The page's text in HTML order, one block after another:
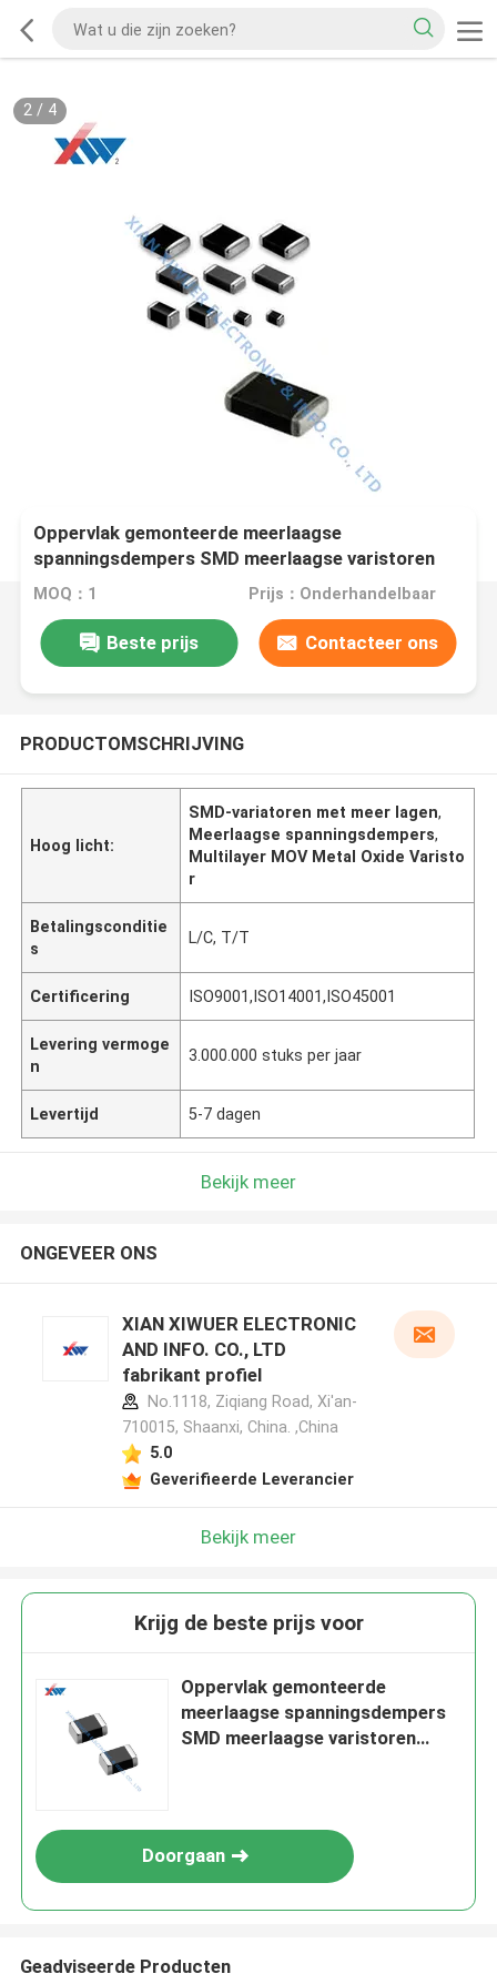
2/ 4
Oppervlak gemonteerde meerlaagse
spanningsdempers SMD meerlaagse varistoren
1206 0402 0603 0805 1210 1812 2220
MOQ：1 Prijs：Onderhandelbaar
Beste prijs Contacteer ons
PRODUCTOMSCHRIJVING
Hoog licht:
SMD-variatoren met meer lagen,
Meerlaagse spanningsdempers,
Multilayer MOV Metal Oxide Varisto
r
Betalingsconditie
s
L/C, T/T
Certificering ISO9001,ISO14001,ISO45001
Levering vermoge
n
3.000.000 stuks per jaar
Levertijd 5-7 dagen
Bekijk meer
ONGEVEER ONS
XIAN XIWUER ELECTRONIC
AND INFO. CO., LTD
fabrikant profiel
No.1118, Ziqiang Road, Xi'an-
710015, Shaanxi, China. ,China
5.0
Geverifieerde Leverancier
Bekijk meer
Krijg de beste prijs voor
Oppervlak gemonteerde
meerlaagse spanningsdempers
SMD meerlaagse varistoren
Doorgaan
Geadviseerde Producten